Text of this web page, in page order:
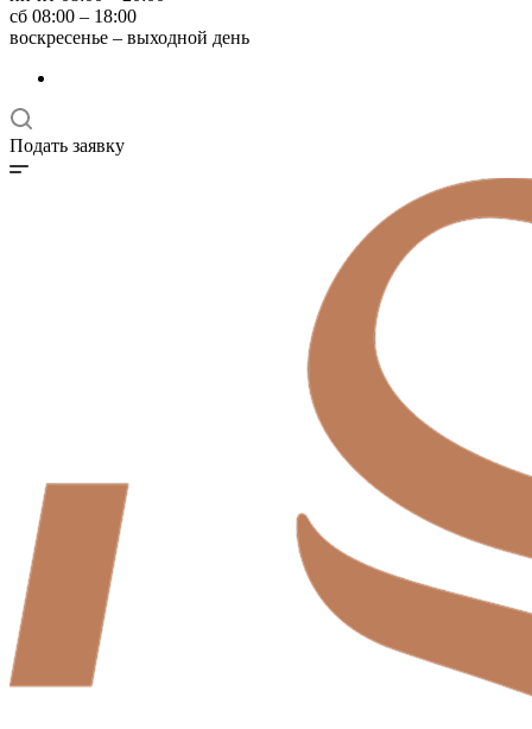
сб 08:00 – 18:00
воскресенье – выходной день
Подать заявку